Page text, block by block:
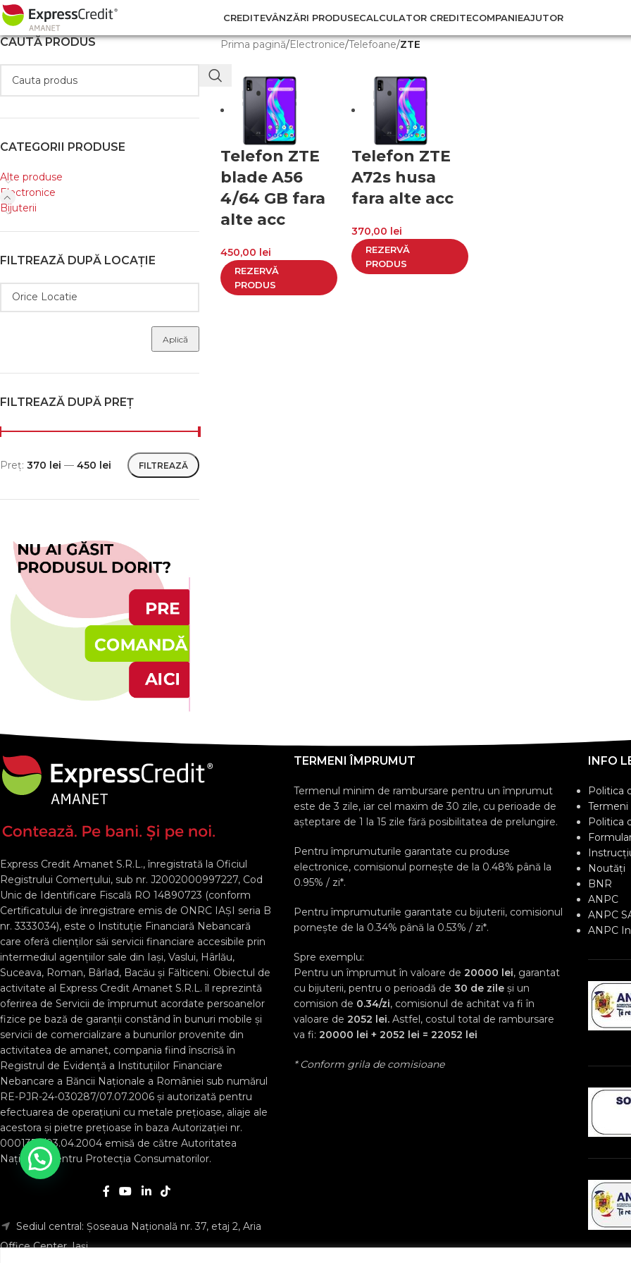
CREDITEVÂNZĂRI PRODUSECALCULATOR CREDITECOMPANIEAJUTOR
CAUTĂ PRODUS
CATEGORII PRODUSE
Alte produse
Electronice
Bijuterii
FILTREAZĂ DUPĂ LOCAȚIE
Aplică
FILTREAZĂ DUPĂ PREȚ
FILTREAZĂ
Preț: 370 lei — 450 lei
Prima pagină/Electronice/Telefoane/ZTE
Telefon ZTE
blade A56
4/64 GB fara
alte acc
450,00 lei
REZERVĂ
PRODUS
Telefon ZTE
A72s husa
fara alte acc
370,00 lei
REZERVĂ
PRODUS
Express Credit Amanet S.R.L., înregistrată la Oficiul
Registrului Comerţului, sub nr. J2002000997227, Cod
Unic de Identificare Fiscală RO 14890723 (conform
Certificatului de înregistrare emis de ONRC IAȘI seria B
nr. 3333034), este o Instituție Financiară Nebancară
care oferă clienților săi servicii financiare accesibile prin
intermediul agențiilor sale din Iași, Vaslui, Hârlău,
Suceava, Roman, Bârlad, Bacău și Fălticeni. Obiectul de
activitate al Express Credit Amanet S.R.L. îl reprezintă
oferirea de Servicii de împrumut acordate persoanelor
fizice pe bază de garanții constând în bunuri mobile și
servicii de comercializare a bunurilor provenite din
activitatea de amanet, compania fiind înscrisă în
Registrul de Evidență a Instituţiilor Financiare
Nebancare a Băncii Naționale a României sub numărul
RE-PJR-24-030287/07.07.2006 și autorizată pentru
efectuarea de operațiuni cu metale prețioase, aliaje ale
acestora și pietre prețioase în baza Autorizaţiei nr.
0001354/03.04.2004 emisă de către Autoritatea
Națională pentru Protecția Consumatorilor.
Sediul central: Șoseaua Națională nr. 37, etaj 2, Aria
Office Center, Iași.
TERMENI ÎMPRUMUT
Termenul minim de rambursare pentru un împrumut
este de 3 zile, iar cel maxim de 30 zile, cu perioade de
așteptare de 1 la 15 zile fără posibilitatea de prelungire.
Pentru împrumuturile garantate cu produse
electronice, comisionul pornește de la 0.48% până la
0.95% / zi*.
Pentru împrumuturile garantate cu bijuterii, comisionul
pornește de la 0.34% până la 0.53% / zi*.
Spre exemplu:
Pentru un împrumut în valoare de20000 lei, garantat
cu bijuterii, pentru o perioadă de30 de zile și un
comision de 0.34/zi, comisionul de achitat va fi în
valoare de2052 lei. Astfel, costul total de rambursare
va fi: 20000 lei + 2052 lei = 22052 lei
* Conform grila de comisioane
INFO
Politica
Termeni
Politica
Noutăți
BNR
ANPC
ANPC
ANPC